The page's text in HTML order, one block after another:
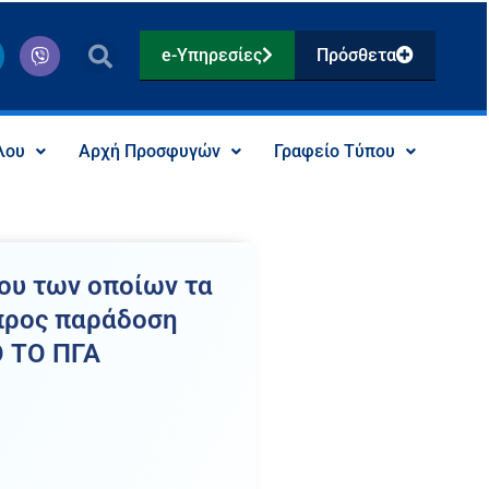
V
i
b
r
e-Υπηρεσίες Πρόσθετα
Αρχή Προσφυγών Γραφείο Τύπου
των οποίων τα
παράδοση
ΤΟ ΠΓΑ